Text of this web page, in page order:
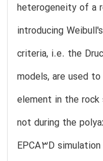
heterogeneity of a
introducing
criteria, i.e. the
models, are used
element in the
not during the
EPCA3D